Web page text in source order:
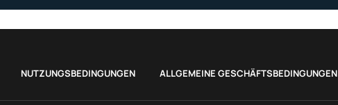
NUTZUNGSBEDINGUNGEN ALLGEMEINE GESCHÄFTSBEDINGUNGEN